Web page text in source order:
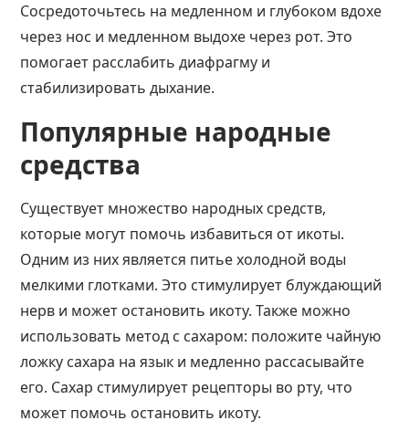
Сосредоточьтесь на медленном и глубоком вдохе
через нос и медленном выдохе через рот. Это
помогает расслабить диафрагму и
стабилизировать дыхание.
Популярные народные
средства
Существует множество народных средств,
которые могут помочь избавиться от икоты.
Одним из них является питье холодной воды
мелкими глотками. Это стимулирует блуждающий
нерв и может остановить икоту. Также можно
использовать метод с сахаром: положите чайную
ложку сахара на язык и медленно рассасывайте
его. Сахар стимулирует рецепторы во рту, что
может помочь остановить икоту.